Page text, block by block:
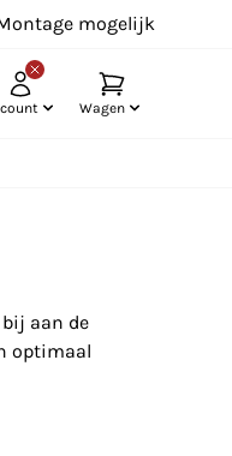
mogelijk
Wagen
aan de
optimaal